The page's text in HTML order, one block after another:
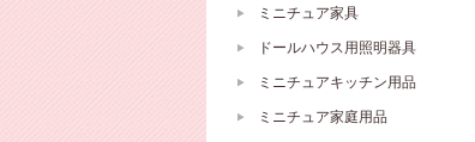
ミニチュア家具
ドールハウス用照明器具
ミニチュアキッチン用品
ミニチュア家庭用品